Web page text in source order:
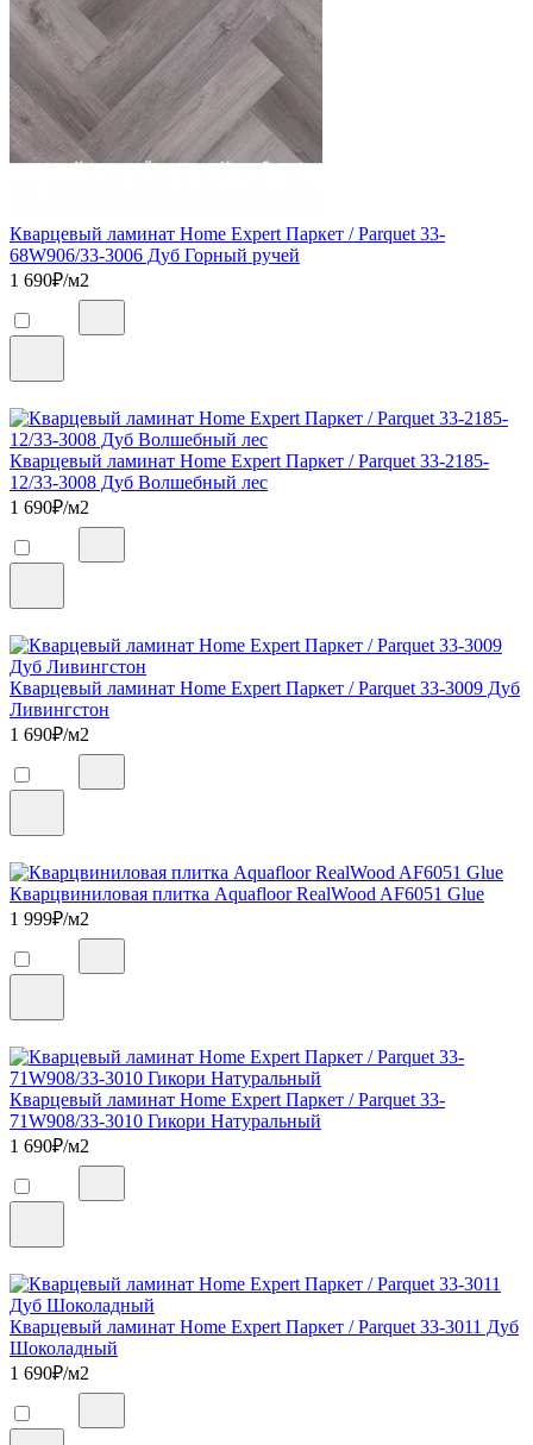
Кварцевый ламинат Home Expert Паркет / Parquet 33-
68W906/33-3006 Дуб Горный ручей
1 690₽/м2
Кварцевый ламинат Home Expert Паркет / Parquet 33-2185-
12/33-3008 Дуб Волшебный лес
1 690₽/м2
Кварцевый ламинат Home Expert Паркет / Parquet 33-3009 Дуб
Ливингстон
1 690₽/м2
Кварцвиниловая плитка Aquafloor RealWood AF6051 Glue
1 999₽/м2
Кварцевый ламинат Home Expert Паркет / Parquet 33-
71W908/33-3010 Гикори Натуральный
1 690₽/м2
Кварцевый ламинат Home Expert Паркет / Parquet 33-3011 Дуб
Шоколадный
1 690₽/м2